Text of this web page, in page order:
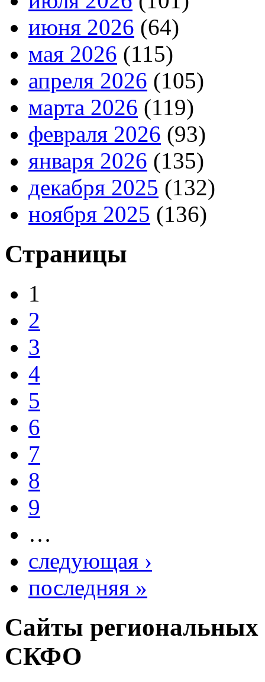
июня 2026 (64)
мая 2026 (115)
апреля 2026 (105)
марта 2026 (119)
февраля 2026 (93)
января 2026 (135)
декабря 2025 (132)
ноября 2025 (136)
Страницы
1
2
3
4
5
6
7
8
9
…
следующая ›
последняя »
Сайты
СКФО